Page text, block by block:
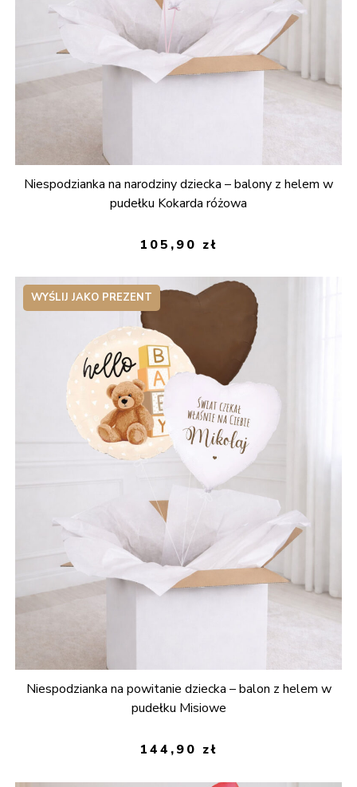
Niespodzianka na narodziny dziecka – balony z helem w
pudełku Kokarda różowa
105,90 zł
WYŚLIJ JAKO PREZENT
Niespodzianka na powitanie dziecka – balon z helem w
pudełku Misiowe
144,90 zł